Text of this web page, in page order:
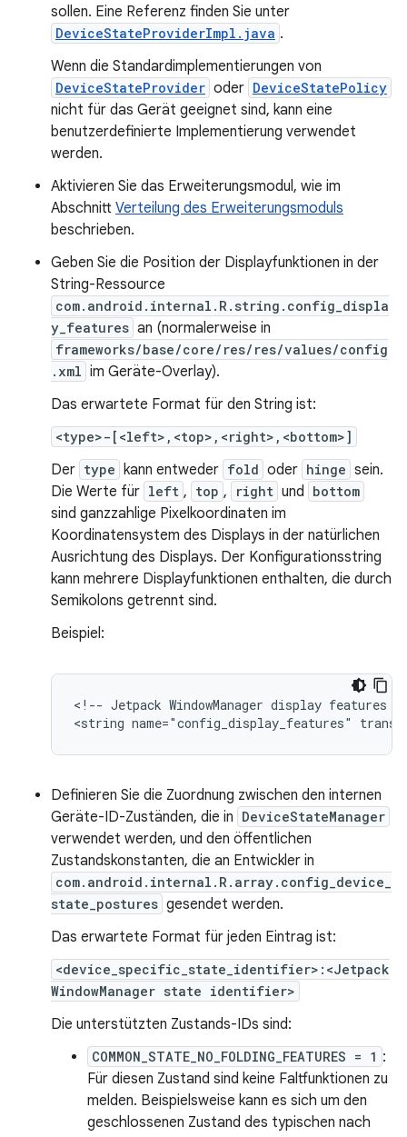
sollen. Eine Referenz finden Sie unter
DeviceStateProviderImpl.java .
Wenn die Standardimplementierungen von
DeviceStateProvider oder DeviceStatePolicy
nicht für das Gerät geeignet sind, kann eine
benutzerdefinierte Implementierung verwendet
werden.
Aktivieren Sie das Erweiterungsmodul, wie im
Abschnitt Verteilung des Erweiterungsmoduls
beschrieben.
Geben Sie die Position der Displayfunktionen in der
String-Ressource
com.android.internal.R.string.config_displa
y_features an (normalerweise in
frameworks/base/core/res/res/values/config
.xml im Geräte-Overlay).
Das erwartete Format für den String ist:
<type>-[<left>,<top>,<right>,<bottom>]
Der type kann entweder fold oder hinge sein.
Die Werte für left , top , right und bottom
sind ganzzahlige Pixelkoordinaten im
Koordinatensystem des Displays in der natürlichen
Ausrichtung des Displays. Der Konfigurationsstring
kann mehrere Displayfunktionen enthalten, die durch
Semikolons getrennt sind.
Beispiel:
<!-- Jetpack WindowManager display features
Definieren Sie die Zuordnung zwischen den internen
Geräte-ID-Zuständen, die in DeviceStateManager
verwendet werden, und den öffentlichen
Zustandskonstanten, die an Entwickler in
com.android.internal.R.array.config_device_
state_postures gesendet werden.
Das erwartete Format für jeden Eintrag ist:
<device_specific_state_identifier>:<Jetpack
WindowManager state identifier>
Die unterstützten Zustands-IDs sind:
COMMON_STATE_NO_FOLDING_FEATURES = 1 :
Für diesen Zustand sind keine Faltfunktionen zu
melden. Beispielsweise kann es sich um den
geschlossenen Zustand des typischen nach